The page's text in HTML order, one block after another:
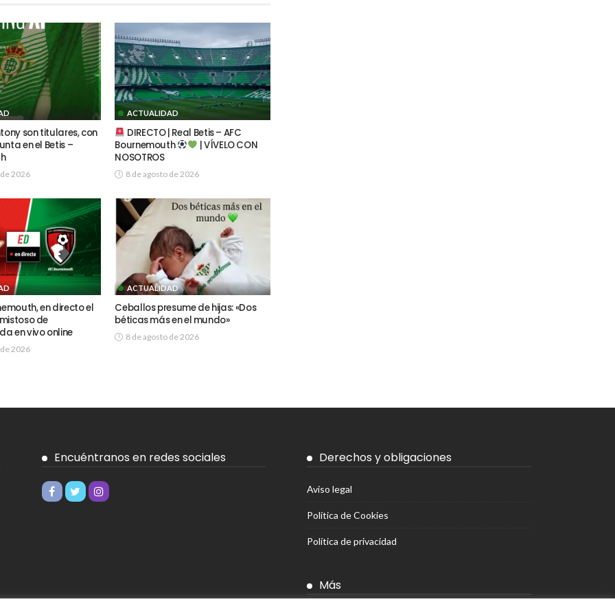
son titulares, con
en el Betis –
2026
ACTUALIDAD
DIRECTO | Real Betis – AFC
Bournemouth
| VÍVELO CON
NOSOTROS
8 de agosto de 2026
en directo el
de
en vivo online
2026
ACTUALIDAD
Ceballos presume de hijas: «Dos
béticas más en el mundo»
8 de agosto de 2026
Encuéntranos en redes sociales Derechos y obligaciones
Aviso legal
Política de Cookies
Política de privacidad
Más